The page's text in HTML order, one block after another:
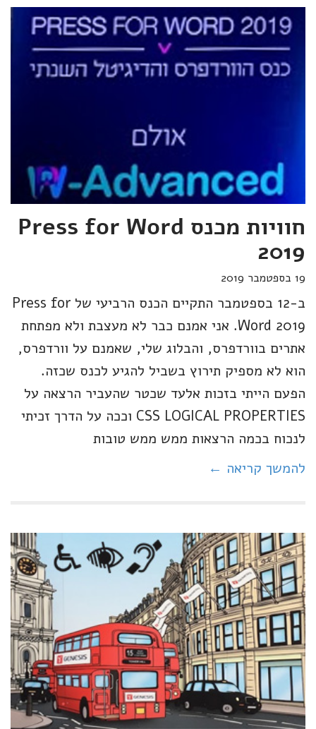
חוויות מכנס Press for Word
2019
19 בספטמבר 2019
ב-12 בספטמבר התקיים הכנס הרביעי של Press for
Word 2019. אני אמנם כבר לא מעצבת ולא מפתחת
אתרים בוורדפרס, והבלוג שלי, שאמנם על וורדפרס,
הוא לא מספיק תירוץ בשביל להגיע לכנס שכזה.
הפעם הייתי בזכות אלעד שכטר שהעביר הרצאה על
CSS LOGICAL PROPERTIES וככה על הדרך זכיתי
לנכוח בכמה הרצאות ממש ממש טובות
להמשך קריאה ←